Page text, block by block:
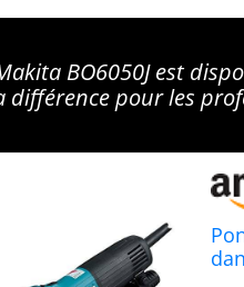
BO6050J est
différence pour les